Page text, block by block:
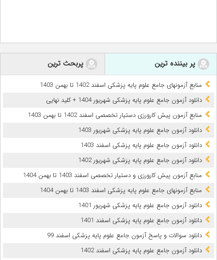
پر بیننده ترین پربحث ترین
منابع آزمونهای جامع علوم پایه پزشکی اسفند 1402 تا بهمن 1403
دانلود آزمون جامع علوم پایه پزشکی شهریور 1404 + کلید نهایی
منابع آزمون پیش کارورزی دستیار تخصصی اسفند 1402 تا بهمن 1403
دانلود آزمون جامع علوم پایه پزشکی شهریور 1403
دانلود آزمون جامع علوم پایه پزشکی اسفند 1403
دانلود آزمون جامع علوم پایه پزشکی شهریور 1402
منابع آزمون پیش کارورزی و دستیار تخصصی اسفند 1403 تا بهمن 1404
منابع آزمونهای جامع علوم پایه پزشکی اسفند 1403 تا بهمن 1404
دانلود آزمون جامع علوم پایه پزشکی شهریور 1401
دانلود آزمون جامع علوم پایه پزشکی اسفند 1401
دانلود سوالات و پاسخ آزمون جامع علوم پایه پزشکی اسفند 99
دانلود آزمون جامع علوم پایه پزشکی اسفند 1402